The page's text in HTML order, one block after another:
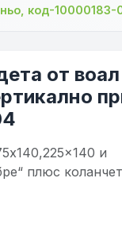
код-10000183-
от воал
и
плюс